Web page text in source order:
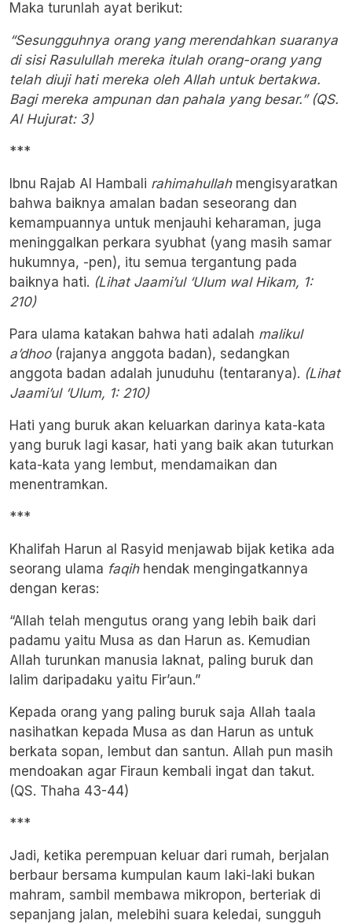
Maka turunlah ayat berikut:
“Sesungguhnya orang yang merendahkan suaranya
di sisi Rasulullah mereka itulah orang-orang yang
telah diuji hati mereka oleh Allah untuk bertakwa.
Bagi mereka ampunan dan pahala yang besar.” (QS.
Al Hujurat: 3)
***
Ibnu Rajab Al Hambali rahimahullahmengisyaratkan
bahwa baiknya amalan badan seseorang dan
kemampuannya untuk menjauhi keharaman, juga
meninggalkan perkara syubhat (yang masih samar
hukumnya, -pen), itu semua tergantung pada
baiknya hati. (Lihat Jaami’ul ‘Ulum wal Hikam, 1:
210)
Para ulama katakan bahwa hati adalah malikul
a’dhoo(rajanya anggota badan), sedangkan
anggota badan adalah junuduhu (tentaranya). (Lihat
Jaami’ul ‘Ulum, 1: 210)
Hati yang buruk akan keluarkan darinya kata-kata
yang buruk lagi kasar, hati yang baik akan tuturkan
kata-kata yang lembut, mendamaikan dan
menentramkan.
***
Khalifah Harun al Rasyid menjawab bijak ketika ada
seorang ulama faqihhendak mengingatkannya
dengan keras:
“Allah telah mengutus orang yang lebih baik dari
padamu yaitu Musa as dan Harun as. Kemudian
Allah turunkan manusia laknat, paling buruk dan
lalim daripadaku yaitu Fir’aun.”
Kepada orang yang paling buruk saja Allah taala
nasihatkan kepada Musa as dan Harun as untuk
berkata sopan, lembut dan santun. Allah pun masih
mendoakan agar Firaun kembali ingat dan takut.
(QS. Thaha 43-44)
***
Jadi, ketika perempuan keluar dari rumah, berjalan
berbaur bersama kumpulan kaum laki-laki bukan
mahram, sambil membawa mikropon, berteriak di
sepanjang jalan, melebihi suara keledai, sungguh